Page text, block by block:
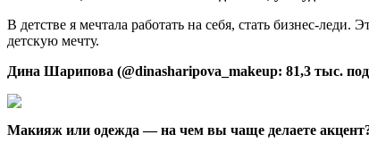
В детстве я мечтала работать на себя, стать бизнес-
детскую мечту.
Дина Шарипова (@dinasharipova_makeup: 81,3 тыс.
Макияж или одежда — на чем вы чаще делаете